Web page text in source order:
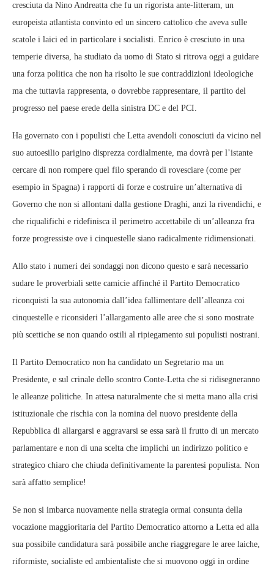
cresciuta da Nino Andreatta che fu un rigorista ante-litteram, un
europeista atlantista convinto ed un sincero cattolico che aveva sulle
scatole i laici ed in particolare i socialisti. Enrico è cresciuto in una
temperie diversa, ha studiato da uomo di Stato si ritrova oggi a guidare
una forza politica che non ha risolto le sue contraddizioni ideologiche
ma che tuttavia rappresenta, o dovrebbe rappresentare, il partito del
progresso nel paese erede della sinistra DC e del PCI.
Ha governato con i populisti che Letta avendoli conosciuti da vicino nel
suo autoesilio parigino disprezza cordialmente, ma dovrà per l’istante
cercare di non rompere quel filo sperando di rovesciare (come per
esempio in Spagna) i rapporti di forze e costruire un’alternativa di
Governo che non si allontani dalla gestione Draghi, anzi la rivendichi, e
che riqualifichi e ridefinisca il perimetro accettabile di un’alleanza fra
forze progressiste ove i cinquestelle siano radicalmente ridimensionati.
Allo stato i numeri dei sondaggi non dicono questo e sarà necessario
sudare le proverbiali sette camicie affinché il Partito Democratico
riconquisti la sua autonomia dall’idea fallimentare dell’alleanza coi
cinquestelle e riconsideri l’allargamento alle aree che si sono mostrate
più scettiche se non quando ostili al ripiegamento sui populisti nostrani.
Il Partito Democratico non ha candidato un Segretario ma un
Presidente, e sul crinale dello scontro Conte-Letta che si ridisegneranno
le alleanze politiche. In attesa naturalmente che si metta mano alla crisi
istituzionale che rischia con la nomina del nuovo presidente della
Repubblica di allargarsi e aggravarsi se essa sarà il frutto di un mercato
parlamentare e non di una scelta che implichi un indirizzo politico e
strategico chiaro che chiuda definitivamente la parentesi populista. Non
sarà affatto semplice!
Se non si imbarca nuovamente nella strategia ormai consunta della
vocazione maggioritaria del Partito Democratico attorno a Letta ed alla
sua possibile candidatura sarà possibile anche riaggregare le aree laiche,
riformiste, socialiste ed ambientaliste che si muovono oggi in ordine